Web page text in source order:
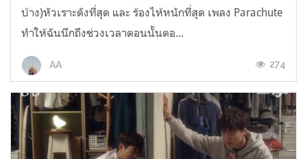
บ้าง)หัวเราะดังที่สุด และ ร้องไห้หนักที่สุด เพลง Parachute
ทำให้ฉันนึกถึงช่วงเวลาตอนนั้นตอ...
AA 274